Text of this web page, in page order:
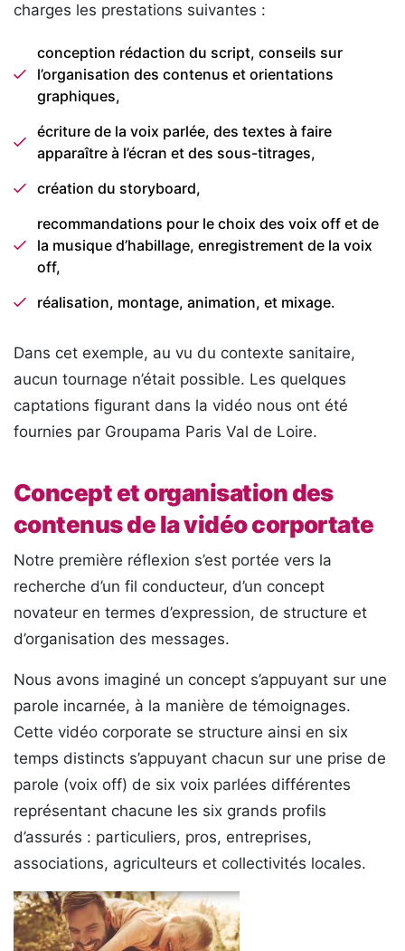
charges les prestations suivantes :
conception rédaction du script, conseils sur
l’organisation des contenus et orientations
graphiques,
écriture de la voix parlée, des textes à faire
apparaître à l’écran et des sous-titrages,
création du storyboard,
recommandations pour le choix des voix off et de
la musique d’habillage, enregistrement de la voix
off,
réalisation, montage, animation, et mixage.
Dans cet exemple, au vu du contexte sanitaire,
aucun tournage n’était possible. Les quelques
captations figurant dans la vidéo nous ont été
fournies par Groupama Paris Val de Loire.
Concept et organisation des
contenus de la vidéo corportate
Notre première réflexion s’est portée vers la
recherche d’un fil conducteur, d’un concept
novateur en termes d’expression, de structure et
d’organisation des messages.
Nous avons imaginé un concept s’appuyant sur une
parole incarnée, à la manière de témoignages.
Cette vidéo corporate se structure ainsi en six
temps distincts s’appuyant chacun sur une prise de
parole (voix off) de six voix parlées différentes
représentant chacune les six grands profils
d’assurés : particuliers, pros, entreprises,
associations, agriculteurs et collectivités locales.